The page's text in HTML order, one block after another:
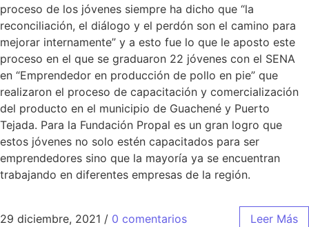
proceso de los jóvenes siempre ha dicho que “la
reconciliación, el diálogo y el perdón son el camino para
mejorar internamente” y a esto fue lo que le aposto este
proceso en el que se graduaron 22 jóvenes con el SENA
en “Emprendedor en producción de pollo en pie” que
realizaron el proceso de capacitación y comercialización
del producto en el municipio de Guachené y Puerto
Tejada. Para la Fundación Propal es un gran logro que
estos jóvenes no solo estén capacitados para ser
emprendedores sino que la mayoría ya se encuentran
trabajando en diferentes empresas de la región.
29 diciembre, 2021 / 0 comentarios Leer Más